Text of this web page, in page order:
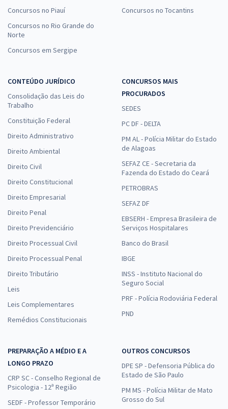
Concursos no Piauí
Concursos no Rio Grande do
Norte
Concursos em Sergipe
Concursos no Tocantins
CONTEÚDO JURÍDICO
Consolidação das Leis do
Trabalho
Constituição Federal
Direito Administrativo
Direito Ambiental
Direito Civil
Direito Constitucional
Direito Empresarial
Direito Penal
Direito Previdenciário
Direito Processual Civil
Direito Processual Penal
Direito Tributário
Leis
Leis Complementares
Remédios Constitucionais
CONCURSOS MAIS
PROCURADOS
SEDES
PC DF - DELTA
PM AL - Polícia Militar do Estado
de Alagoas
SEFAZ CE - Secretaria da
Fazenda do Estado do Ceará
PETROBRAS
SEFAZ DF
EBSERH - Empresa Brasileira de
Serviços Hospitalares
Banco do Brasil
IBGE
INSS - Instituto Nacional do
Seguro Social
PRF - Polícia Rodoviária Federal
PND
PREPARAÇÃO A MÉDIO E A
LONGO PRAZO
CRP SC - Conselho Regional de
Psicologia - 12ª Região
SEDF - Professor Temporário
OUTROS CONCURSOS
DPE SP - Defensoria Pública do
Estado de São Paulo
PM MS - Polícia Militar de Mato
Grosso do Sul